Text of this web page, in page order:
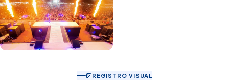
REGISTRO VISUAL